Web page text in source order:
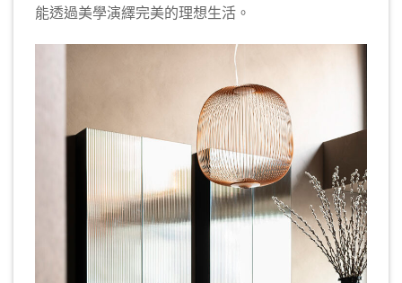
能透過美學演繹完美的理想生活。